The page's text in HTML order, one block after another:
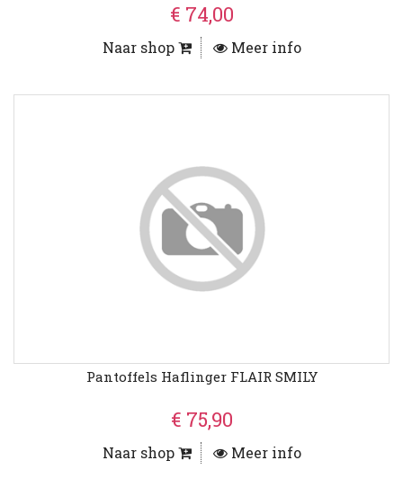
€ 74,00
Naar shop Meer info
Pantoffels Haflinger FLAIR SMILY
€ 75,90
Naar shop Meer info